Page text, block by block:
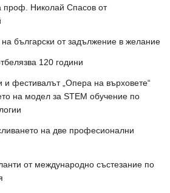
проф. Николай Спасов от
български от задължение в желание
120 години
и фестивалът „Опера на върховете“
на модел за STEM обучение по
на две професионални
от международно състезание по